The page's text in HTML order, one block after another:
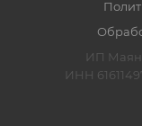
ИП
ИНН